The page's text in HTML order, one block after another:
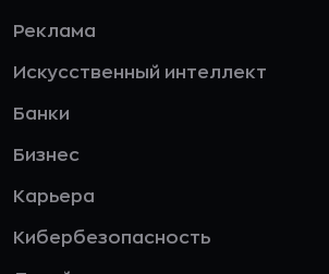
Реклама
Искусственный интеллект
Банки
Бизнес
Карьера
Кибербезопасность